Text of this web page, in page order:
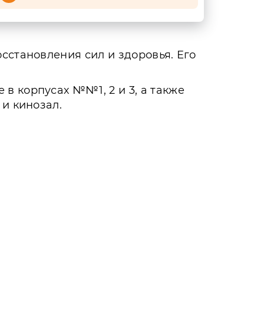
сил и здоровья. Его
в корпусах №№1, 2 и 3, а также
кинозал.